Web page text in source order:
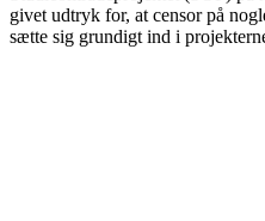
givet udtryk for, at censor på
sætte sig grundigt ind i